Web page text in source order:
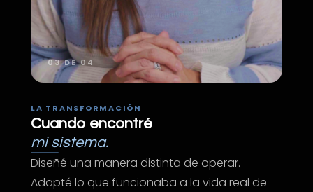
03 DE 04
LA TRANSFORMACIÓN
Cuando encontré
mi sistema.
Diseñé una manera distinta de operar.
Adapté lo que funcionaba a la vida real de